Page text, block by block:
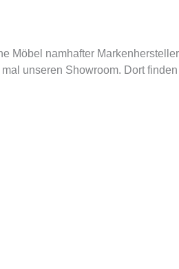
Möbel namhafter
unseren Showroom. Dort